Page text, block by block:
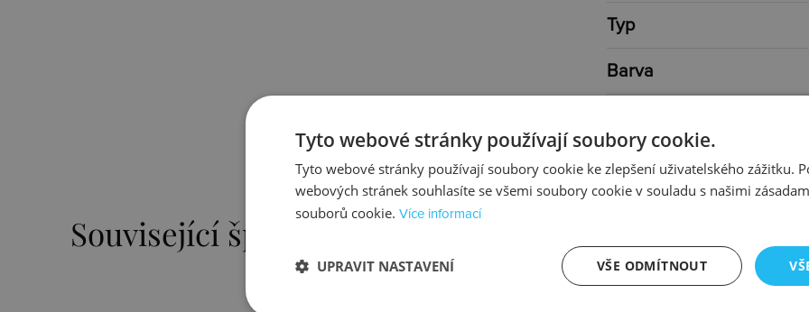
Typ
Barva
Váha
Související šperky
Tyto webové stránky používají soubory cookie.
Tyto webové stránky používají soubory cookie ke zlepšení uživatelského zážitku.
webových stránek souhlasíte se všemi soubory cookie v souladu s našimi
souborů cookie. Více informací
VŠE ODMÍTNOUT
UPRAVIT NASTAVENÍ